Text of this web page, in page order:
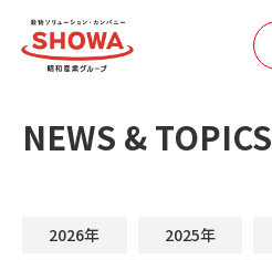
NEWS & TOPICS
2026年 2025年